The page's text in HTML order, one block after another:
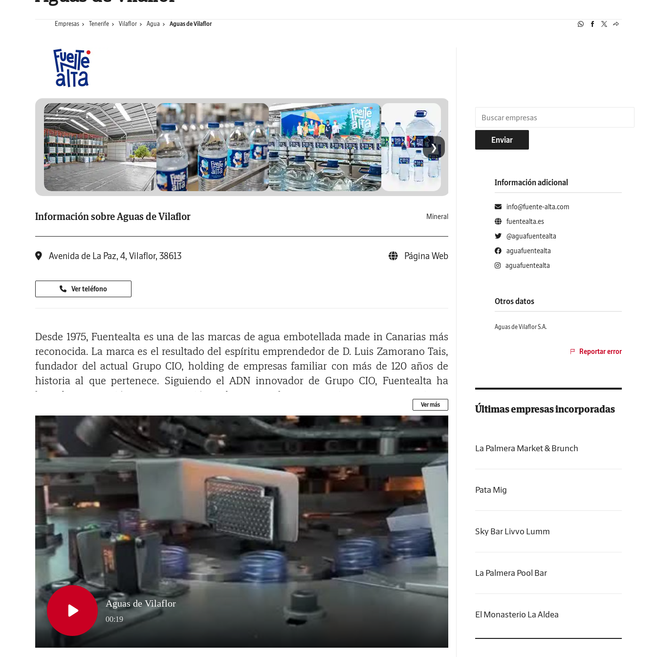
Empresas Tenerife Vilaflor Agua Aguas de Vilaflor
❯
Información sobre Aguas de Vilaflor Mineral
Avenida de La Paz, 4, Vilaflor, 38613 Página Web
Ver teléfono
Desde 1975, Fuentealta es una de las marcas de agua embotellada made in Canarias más
reconocida. La marca es el resultado del espíritu emprendedor de D. Luis Zamorano Tais,
fundador del actual Grupo CIO, holding de empresas familiar con más de 120 años de
historia al que pertenece. Siguiendo el ADN innovador de Grupo CIO, Fuentealta ha
logrado, generación tras generación, adaptarse a los nuevos tiempos para continuar
La privilegiada ubicación de su manantial, en Vilaflor y dentro del entorno protegido de la
Corona Forestal del Parque Nacional del Teide, la convierte en un agua única, pura y natural
que se ofrece distintos formatos. Desde sus botellas de 33 cl pasando por los envases de 50
cl o 1,5 litros, hasta llegar a formatos más familiares como las garrafas de 5 y 8 litros, todos
ellos elaborados con pet 100% reciclable. Igualmente, ofrece una gama de cristal
retornable, en botellas de 50 y 75 cl, ambos con y sin gas.
Fuentealta quiere trasladar sus valores de sostenibilidad, responsabilidad y respeto a toda
la sociedad canaria. Muestra de ello son las acciones internas que realiza y que tienen el
objetivo de disminuir el impacto ambiental de su actividad. Cabe destacar que fue la
primera marca canaria que incorporó un 25% de pet reciclado en sus botellas en 2019,
logrando reducir el uso de más de 100 toneladas de plástico al año y anticipándose al
cumplimiento de la normativa europea que exigirá el uso de un 25% de pet reciclado en los
envases en el año 2025.
Además, desde 2021 sus dos formatos más demandados, las botellas de 0,50 y 1,5 litros, ya
Ver más
Enviar
Información adicional
info@fuente-alta.com
fuentealta.es
@aguafuentealta
aguafuentealta
aguafuentealta
Otros datos
Aguas de Vilaflor S.A.
Reportar error
Últimas empresas incorporadas
La Palmera Market & Brunch
Pata Mig
Sky Bar Livvo Lumm
La Palmera Pool Bar
El Monasterio La Aldea